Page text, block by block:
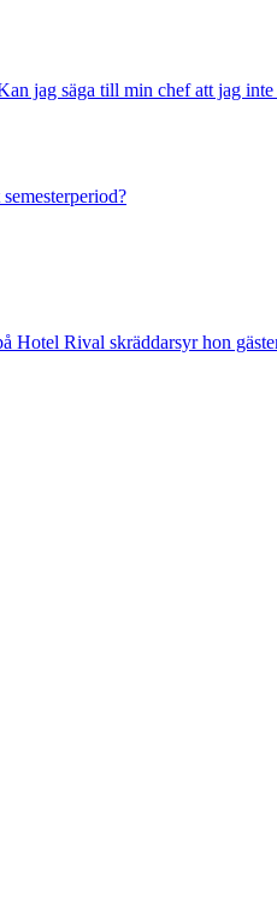
jag säga till min chef att jag
Rival skräddarsyr hon